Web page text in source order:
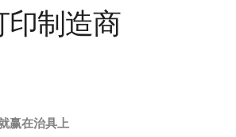
印制造商
赢在治具上